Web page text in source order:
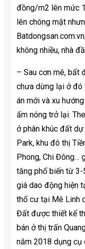
đồng/m2 lên mức
lên chóng mặt
không nhiều, nhà
– Sau cơn mê, bất
chưa dừng lại ở đó
án mới và xu
ấm nóng trở lại.
ở phân khúc đất dự
Park, khu đô thị
Phong, Chi Đông…
tăng phổ biến từ
giá dao động hiện
thổ cư tại Mê Linh
Đất được thiết kế
bán ở thị trấn
năm 2018 dụng